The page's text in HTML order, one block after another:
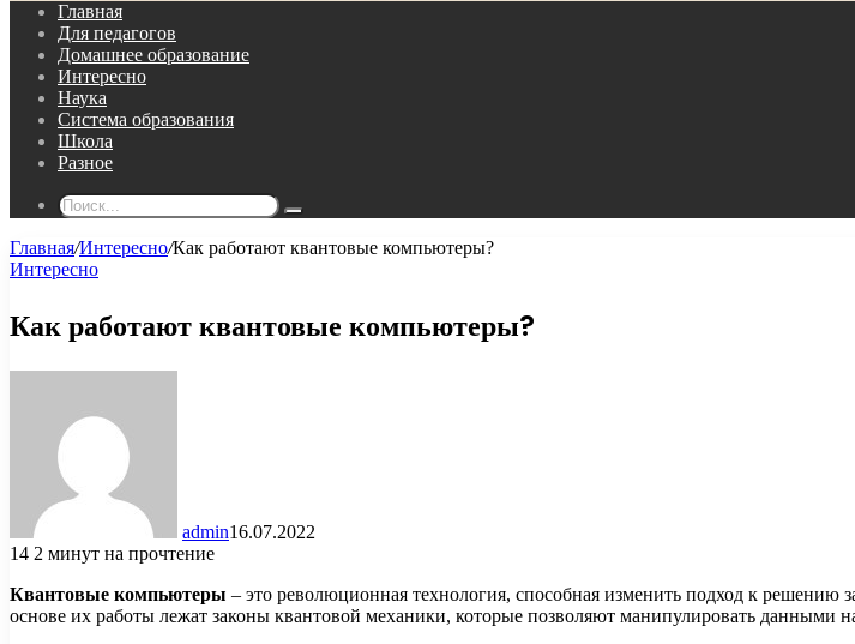
Главная
Для педагогов
Домашнее образование
Интересно
Наука
Система образования
Школа
Разное
Поиск...
Главная/Интересно/Как работают квантовые компьютеры?
Интересно
Как работают квантовые компьютеры?
admin16.07.2022
14 2 минут на прочтение
Квантовые компьютеры – это революционная технология, способная изменить подход к
основе их работы лежат законы квантовой механики, которые позволяют манипулировать данными